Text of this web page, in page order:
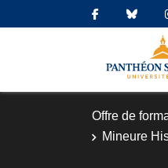
Offre de
Mineure